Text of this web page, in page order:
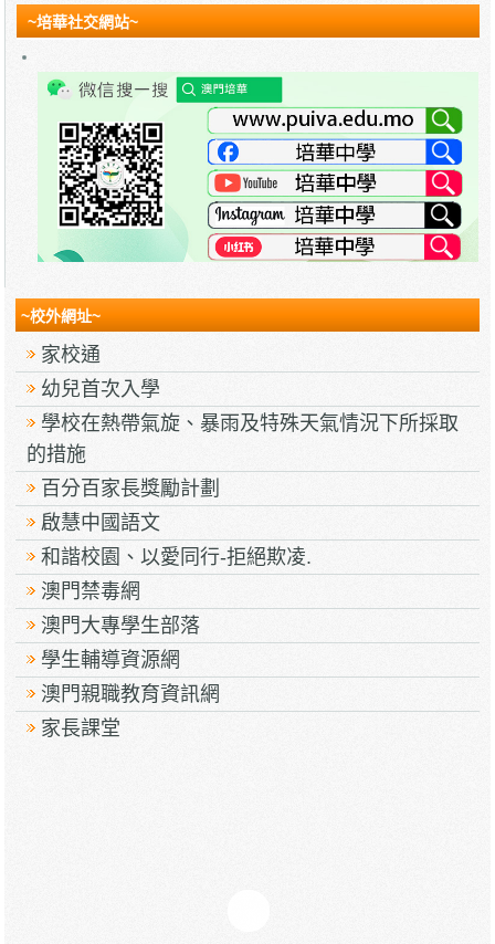
~培華社交網站~
~校外網址~
家校通
幼兒首次入學
學校在熱帶氣旋、暴雨及特殊天氣情況下所採取
的措施
百分百家長獎勵計劃
啟慧中國語文
和諧校園、以愛同行-拒絕欺凌.
澳門禁毒網
澳門大專學生部落
學生輔導資源網
澳門親職教育資訊網
家長課堂